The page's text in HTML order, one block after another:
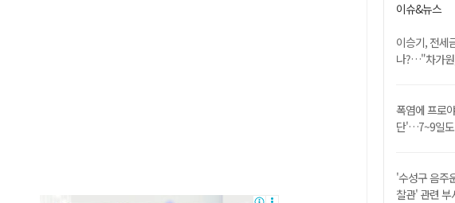
이슈&뉴스
이승기, 전세
나?…"차가원
폭염에 프로
단'…7~9일도
'수성구 음주
찰관' 관련 부